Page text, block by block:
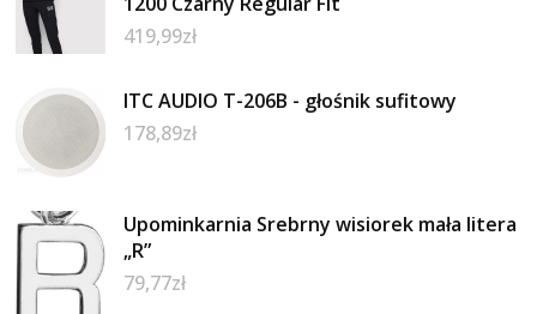
419,99zł
ITC AUDIO T-206B - głośnik sufitowy
178,89zł
Upominkarnia Srebrny wisiorek mała litera
„R”
79,77zł